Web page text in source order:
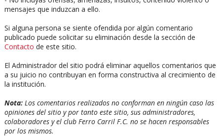
mensajes que induzcan a ello.
Si alguna persona se siente ofendida por algún comentario
publicado puede solicitar su eliminación desde la sección de
Contacto de este sitio.
El Administrador del sitio podrá eliminar aquellos comentarios que
a su juicio no contribuyan en forma constructiva al crecimiento de
la institución.
Nota:Los comentarios realizados no conforman en ningún caso las
opiniones del sitio y por tanto este sitio, sus administradores,
colaboradores y el club Ferro Carril F.C. no se hacen responsables
por los mismos.